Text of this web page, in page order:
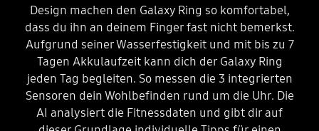
Design machen den Galaxy Ring so komfortabel,
dass du ihn an deinem Finger fast nicht bemerkst.
Aufgrund seiner Wasserfestigkeit und mit bis zu 7
Tagen Akkulaufzeit kann dich der Galaxy Ring
jeden Tag begleiten. So messen die 3 integrierten
Sensoren dein Wohlbefinden rund um die Uhr. Die
AI analysiert die Fitnessdaten und gibt dir auf